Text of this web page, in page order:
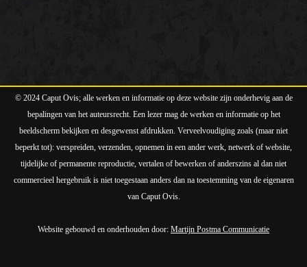
© 2024 Caput Ovis; alle werken en informatie op deze website zijn onderhevig aan de
bepalingen van het auteursrecht. Een lezer mag de werken en informatie op het
beeldscherm bekijken en desgewenst afdrukken. Verveelvoudiging zoals (maar niet
beperkt tot): verspreiden, verzenden, opnemen in een ander werk, netwerk of website,
tijdelijke of permanente reproductie, vertalen of bewerken of anderszins al dan niet
commercieel hergebruik is niet toegestaan anders dan na toestemming van de eigenaren
van Caput Ovis.
Website gebouwd en onderhouden door: Martijn Postma Communicatie